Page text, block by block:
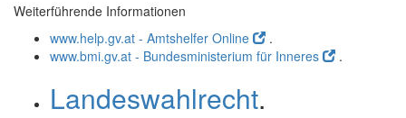
Weiterführende Informationen
www.help.gv.at - Amtshelfer Online
.
www.bmi.gv.at - Bundesministerium für Inneres
.
Landeswahlrecht.